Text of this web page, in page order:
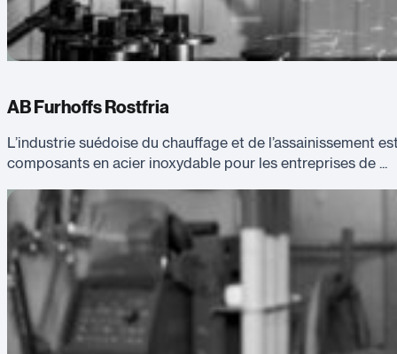
AB Furhoffs Rostfria
L’industrie suédoise du chauffage et de l’assainissement
composants en acier inoxydable pour les entreprises de ...